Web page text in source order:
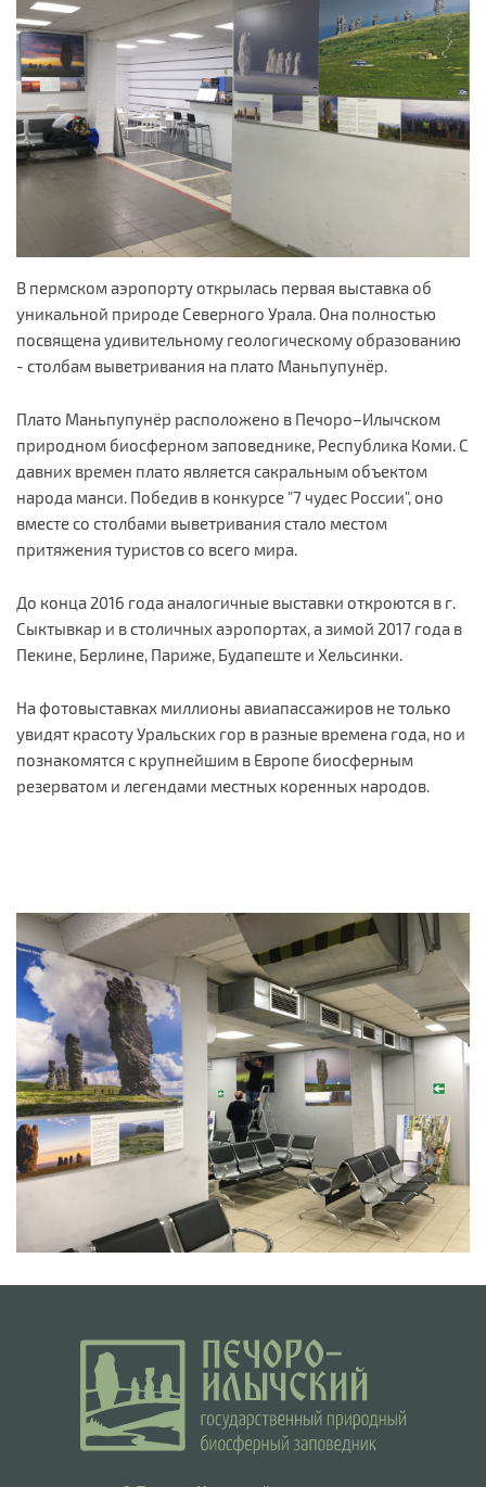
В пермском аэропорту открылась первая выставка об
уникальной природе Северного Урала. Она полностью
посвящена удивительному геологическому образованию
- столбам выветривания на плато Маньпупунёр.
Плато Маньпупунёр расположено в Печоро–Илычском
природном биосферном заповеднике, Республика Коми. С
давних времен плато является сакральным объектом
народа манси. Победив в конкурсе "7 чудес России", оно
вместе со столбами выветривания стало местом
притяжения туристов со всего мира.
До конца 2016 года аналогичные выставки откроются в г.
Сыктывкар и в столичных аэропортах, а зимой 2017 года в
Пекине, Берлине, Париже, Будапеште и Хельсинки.
На фотовыставках миллионы авиапассажиров не только
увидят красоту Уральских гор в разные времена года, но и
познакомятся с крупнейшим в Европе биосферным
резерватом и легендами местных коренных народов.